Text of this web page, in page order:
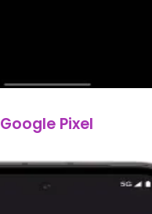
Google Pixel